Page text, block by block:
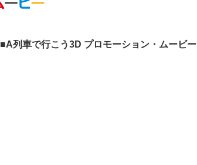
■A列車で行こう3D プロモーション・ムービー